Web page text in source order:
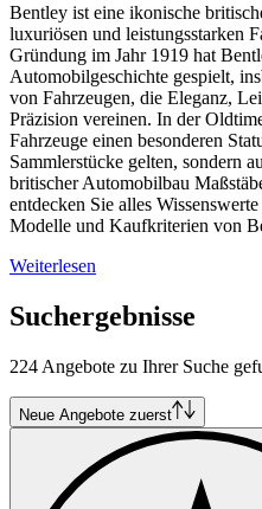
Bentley ist eine ikonische
luxuriösen und leistungsstarken
Gründung im Jahr 1919 hat
Automobilgeschichte gespielt,
von Fahrzeugen, die Eleganz,
Präzision vereinen. In der
Fahrzeuge einen besonderen
Sammlerstücke gelten, sondern
britischer Automobilbau
entdecken Sie alles
Modelle und Kaufkriterien von
Weiterlesen
Suchergebnisse
224 Angebote zu Ihrer Suche
Neue Angebote zuerst